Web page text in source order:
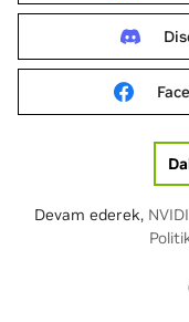
Devam ederek,